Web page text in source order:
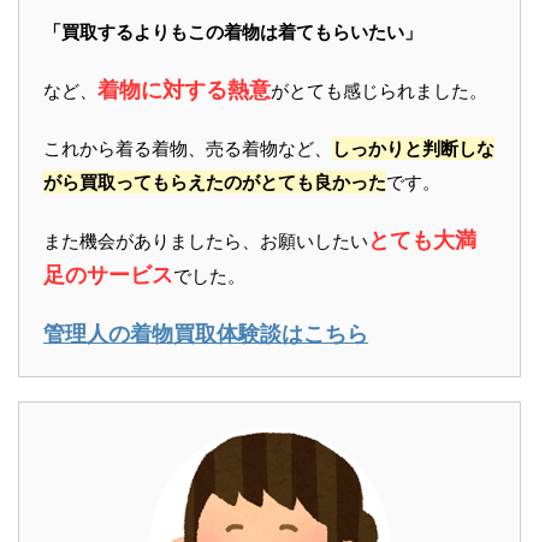
「買取するよりもこの着物は着てもらいたい」
など、 着物に対する熱意がとても感じられました。
これから着る着物、売る着物など、
しっかりと判断しな
がら買取ってもらえたのがとても良かったです。
また機会がありましたら、お願いしたい とても大満
足のサービスでした。
管理人の着物買取体験談はこちら